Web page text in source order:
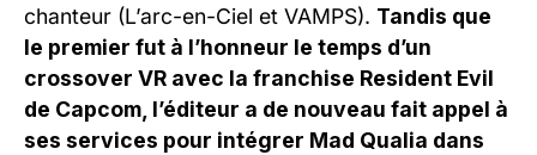
chanteur (L’arc-en-Ciel et VAMPS). Tandis que
le premier fut à l’honneur le temps d’un
crossover VR avec la franchise Resident Evil
de Capcom, l’éditeur a de nouveau fait appel à
ses services pour intégrer Mad Qualia dans